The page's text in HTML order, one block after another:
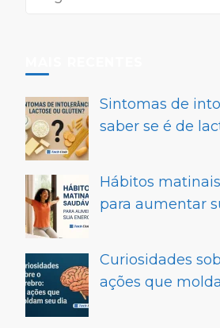
Sintomas de
saber se é de
Hábitos
para aumentar
Curiosidades
ações que